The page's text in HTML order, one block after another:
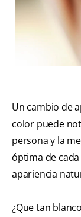
Un cambio de
color puede
persona y la
óptima de
apariencia
¿Que tan